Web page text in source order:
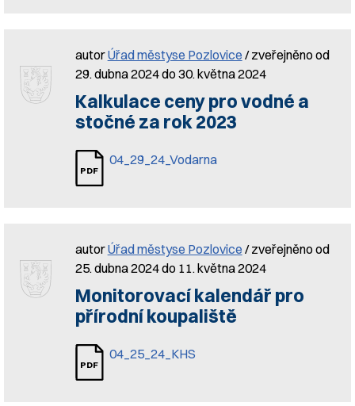
autorÚřad městyse Pozlovice / zveřejněno od
29. dubna 2024 do 30. května 2024
Kalkulace ceny pro vodné a
stočné za rok 2023
04_29_24_Vodarna
autorÚřad městyse Pozlovice / zveřejněno od
25. dubna 2024 do 11. května 2024
Monitorovací kalendář pro
přírodní koupaliště
04_25_24_KHS